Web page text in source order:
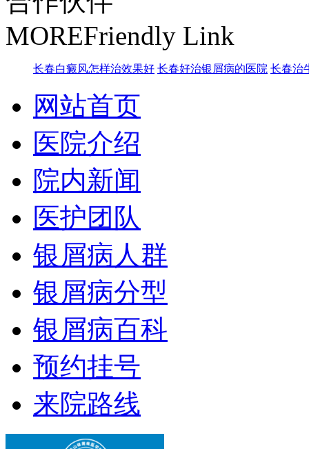
MOREFriendly Link
长春白癜风怎样治效果好 长春好治银屑病的医院 长春治
网站首页
医院介绍
院内新闻
医护团队
银屑病人群
银屑病分型
银屑病百科
预约挂号
来院路线